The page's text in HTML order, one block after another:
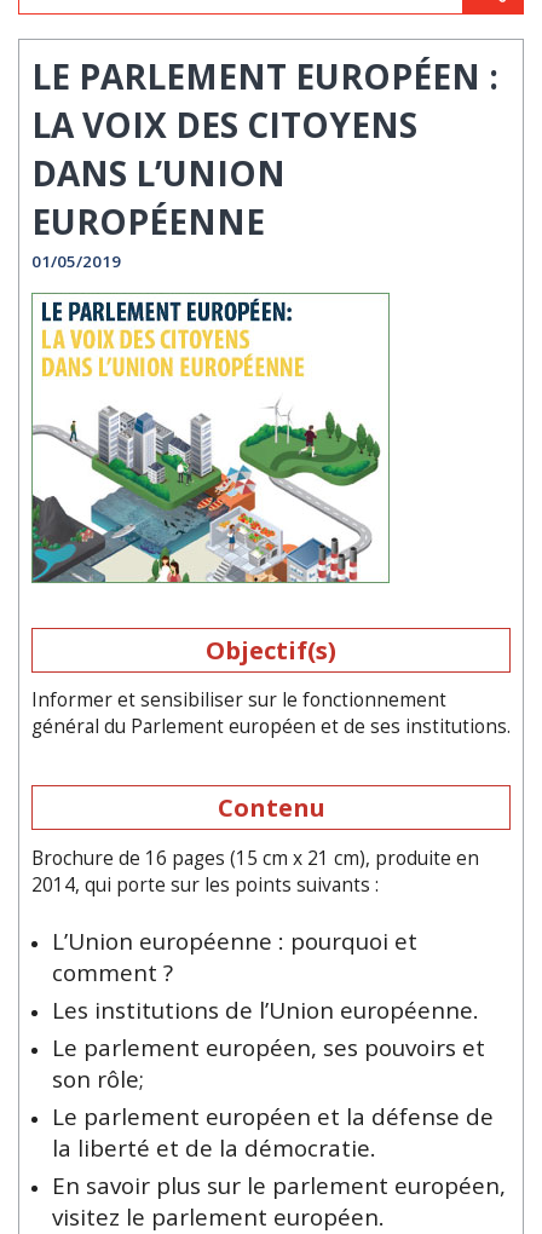
LE PARLEMENT EUROPÉEN :
LA VOIX DES CITOYENS
DANS L’UNION
EUROPÉENNE
01/05/2019
Objectif(s)
Informer et sensibiliser sur le fonctionnement
général du Parlement européen et de ses institutions.
Contenu
Brochure de 16 pages (15 cm x 21 cm), produite en
2014, qui porte sur les points suivants :
L’Union européenne : pourquoi et
comment ?
Les institutions de l’Union européenne.
Le parlement européen, ses pouvoirs et
son rôle;
Le parlement européen et la défense de
la liberté et de la démocratie.
En savoir plus sur le parlement européen,
visitez le parlement européen.